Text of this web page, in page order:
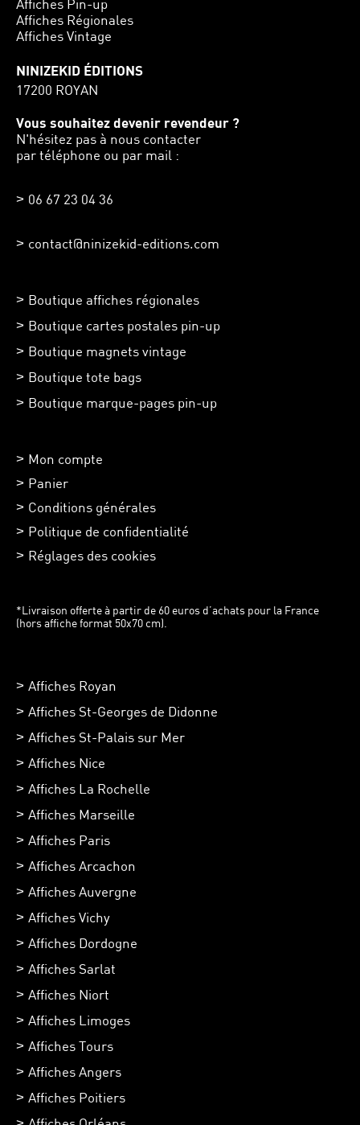
Affiches Pin-up
Affiches Régionales
Affiches Vintage
NINIZEKID ÉDITIONS
17200 ROYAN
Vous souhaitez devenir revendeur ?
N'hésitez pas à nous contacter
par téléphone ou par mail :
06 67 23 04 36
contact@ninizekid-editions.com
Boutique affiches régionales
Boutique cartes postales pin-up
Boutique magnets vintage
Boutique tote bags
Boutique marque-pages pin-up
Mon compte
Panier
Conditions générales
Politique de confidentialité
Réglages des cookies
*Livraison offerte à partir de 60 euros d’achats pour la France
(hors affiche format 50x70 cm).
Affiches Royan
Affiches St-Georges de Didonne
Affiches St-Palais sur Mer
Affiches Nice
Affiches La Rochelle
Affiches Marseille
Affiches Paris
Affiches Arcachon
Affiches Auvergne
Affiches Vichy
Affiches Dordogne
Affiches Sarlat
Affiches Niort
Affiches Limoges
Affiches Tours
Affiches Angers
Affiches Poitiers